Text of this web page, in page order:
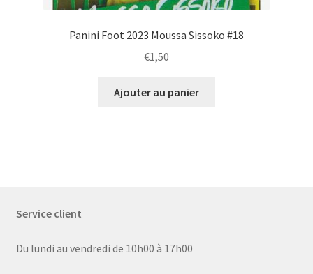
Panini Foot 2023 Moussa Sissoko #18
€1,50
Ajouter au panier
Service client
Du lundi au vendredi de 10h00 à 17h00